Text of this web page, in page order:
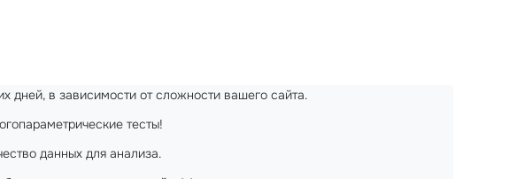
дней, в зависимости от сложности вашего сайта.
тесты!
данных для анализа.